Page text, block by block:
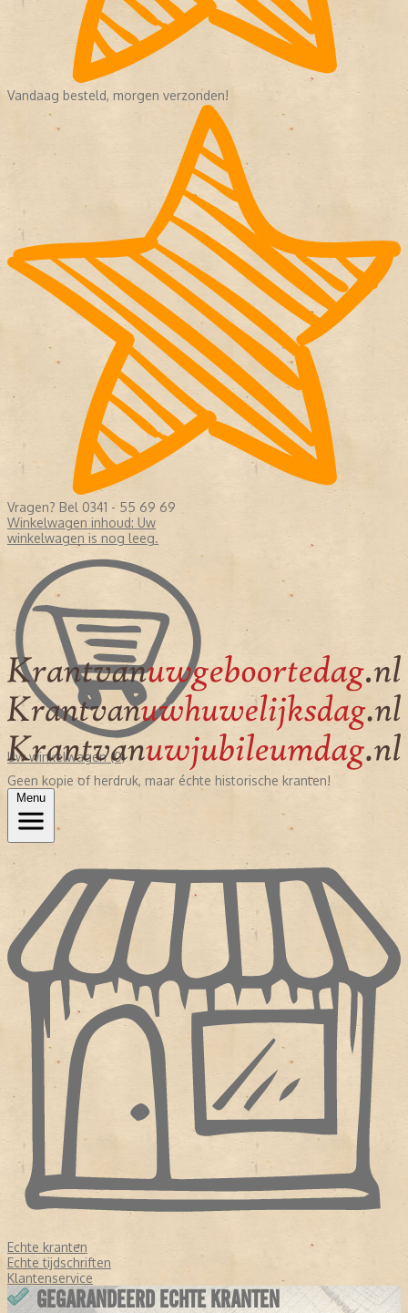
Vandaag besteld, morgen verzonden!
Vragen? Bel 0341 - 55 69 69
Winkelwagen inhoud: Uw
winkelwagen is nog leeg.
Uw winkelwagen (0)
Geen kopie of herdruk, maar échte historische kranten!
Menu
Echte kranten
Echte tijdschriften
Klantenservice
GEGARANDEERD ECHTE KRANTEN